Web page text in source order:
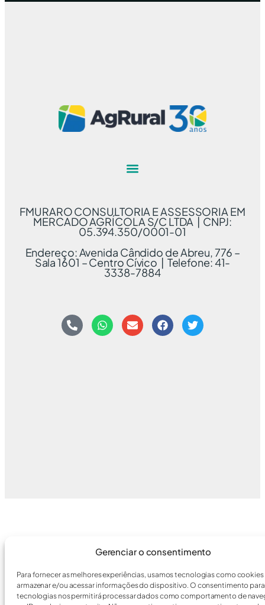
Gerenciar o consentimento
Para fornecer as melhores experiências, usamos tecnologias como cookies
armazenar e/ou acessar informações do dispositivo. O consentimento para
tecnologias nos permitirá processar dados como comportamento de
FMURARO CONSULTORIA E ASSESSORIA EM
MERCADO AGRÍCOLA S/C LTDA | CNPJ:
05.394.350/0001-01
Endereço: Avenida Cândido de Abreu, 776 –
Sala 1601 – Centro Cívico | Telefone: 41-
3338-7884